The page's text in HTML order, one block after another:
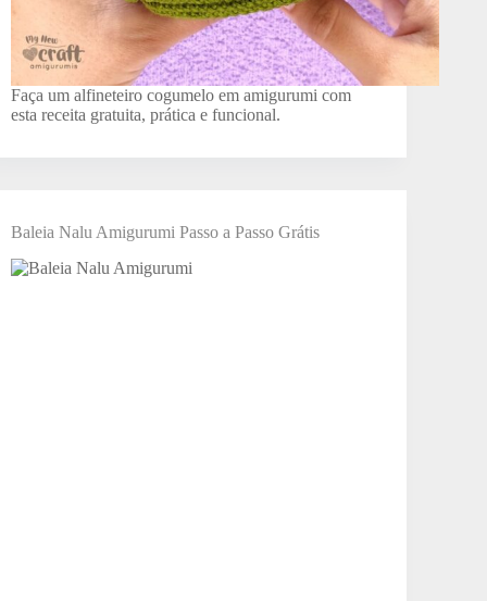
Faça um alfineteiro cogumelo em amigurumi com
esta receita gratuita, prática e funcional.
Baleia Nalu Amigurumi Passo a Passo Grátis